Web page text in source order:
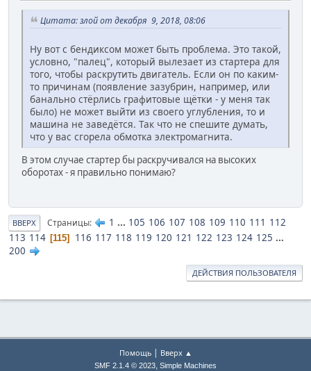
Цитата: злой от декабря 9, 2018, 08:06
Ну вот с бендиксом может быть проблема. Это такой,
условно, "палец", который вылезает из стартера для
того, чтобы раскрутить двигатель. Если он по каким-
то причинам (появление зазубрин, например, или
банально стёрлись графитовые щётки - у меня так
было) не может выйти из своего углубления, то и
машина не заведётся. Так что не спешите думать,
что у вас сгорела обмотка электромагнита.
В этом случае стартер бы раскручивался на высоких
оборотах - я правильно понимаю?
ВВЕРХ Страницы 1 ... 105 106 107 108 109 110 111 112
113 114 115 116 117 118 119 120 121 122 123 124 125 ...
200
ДЕЙСТВИЯ ПОЛЬЗОВАТЕЛЯ
Помощь| Вверх ▲
SMF 2.1.4 © 2023, Simple Machines